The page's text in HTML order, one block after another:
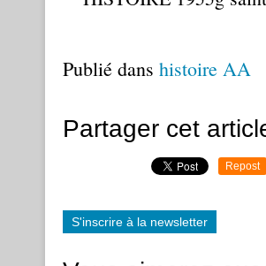
Publié dans histoire AA
Partager cet
Repost
S'inscrire à la newsletter